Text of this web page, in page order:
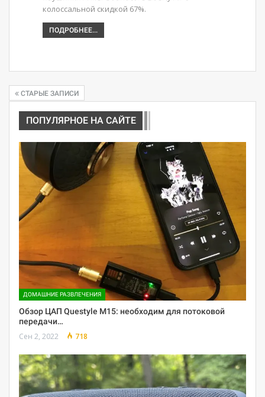
колоссальной скидкой 67%.
ПОДРОБНЕЕ...
СТАРЫЕ ЗАПИСИ
ПОПУЛЯРНОЕ НА САЙТЕ
ДОМАШНИЕ РАЗВЛЕЧЕНИЯ
Обзор ЦАП Questyle M15: необходим для потоковой
передачи…
Сен 2, 2022 718